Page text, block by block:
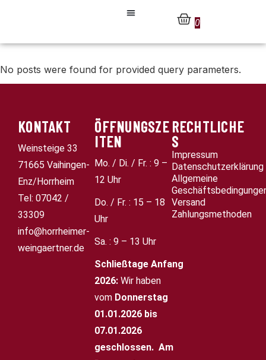
0
No posts were found for provided query parameters.
KONTAKT
Weinsteige 33
71665 Vaihingen-
Enz/Horrheim
Tel: 07042 /
33309
info@horrheimer-
weingaertner.de
ÖFFNUNGSZE
ITEN
Mo. / Di. / Fr. : 9 –
12 Uhr
Do. / Fr. : 15 – 18
Uhr
Sa. : 9 – 13 Uhr
Schließtage Anfang
2026: Wir haben
vom Donnerstag
01.01.2026 bis
07.01.2026
geschlossen. Am
RECHTLICHE
S
Impressum
Datenschutzerklärung
Allgemeine
Versand
Zahlungsmethoden